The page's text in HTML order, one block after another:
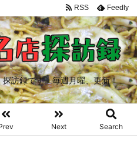
訪録です。毎週月曜、更新！
Next Search
RSS Feedly